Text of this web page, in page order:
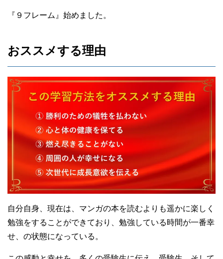
『９フレーム』始めました。
おススメする理由
自分自身、現在は、マンガの本を読むよりも遥かに楽しく
勉強をすることができており、勉強している時間が一番幸
せ、の状態になっている。